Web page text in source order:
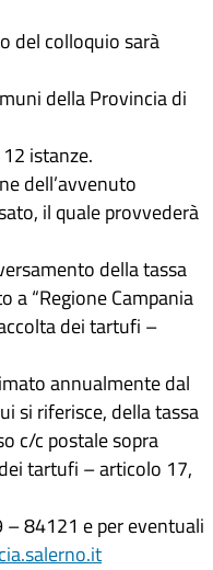
del colloquio sarà
della Provincia di
istanze.
dell’avvenuto
il quale provvederà
della tassa
a “Regione Campania
dei tartufi –
annualmente dal
si riferisce, della tassa
c/c postale sopra
tartufi – articolo 17,
– 84121 e per eventuali